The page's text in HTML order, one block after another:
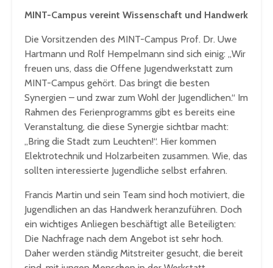
MINT-Campus vereint Wissenschaft und Handwerk
Die Vorsitzenden des MINT-Campus Prof. Dr. Uwe
Hartmann und Rolf Hempelmann sind sich einig: „Wir
freuen uns, dass die Offene Jugendwerkstatt zum
MINT-Campus gehört. Das bringt die besten
Synergien – und zwar zum Wohl der Jugendlichen.“ Im
Rahmen des Ferienprogramms gibt es bereits eine
Veranstaltung, die diese Synergie sichtbar macht:
„Bring die Stadt zum Leuchten!“. Hier kommen
Elektrotechnik und Holzarbeiten zusammen. Wie, das
sollten interessierte Jugendliche selbst erfahren.
Francis Martin und sein Team sind hoch motiviert, die
Jugendlichen an das Handwerk heranzuführen. Doch
ein wichtiges Anliegen beschäftigt alle Beteiligten:
Die Nachfrage nach dem Angebot ist sehr hoch.
Daher werden ständig Mitstreiter gesucht, die bereit